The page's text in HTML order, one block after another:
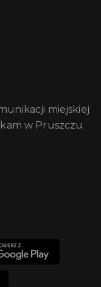
miejskiej
w Pruszczu